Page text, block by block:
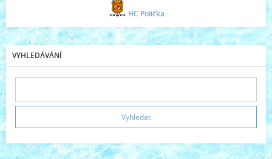
HC Polička
VYHLEDÁVÁNÍ